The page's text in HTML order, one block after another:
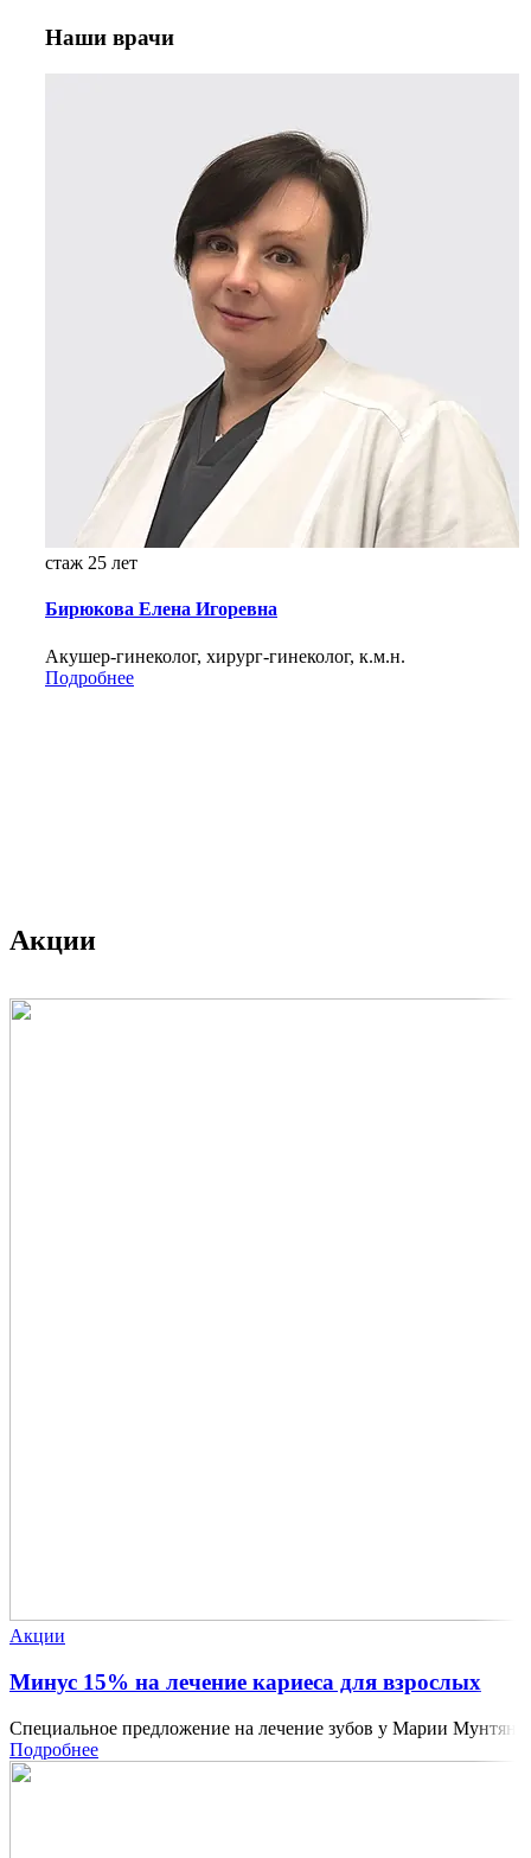
Наши врачи
стаж 25 лет
Бирюкова Елена Игоревна
Акушер-гинеколог, хирург-гинеколог, к.м.н.
Подробнее
Акции
Акции
Минус 15% на лечение кариеса для взрослых
Специальное предложение на лечение зубов у Марии Мунтян
Подробнее